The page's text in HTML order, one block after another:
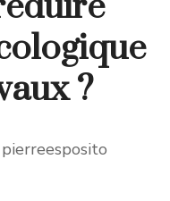
?
pierreesposito